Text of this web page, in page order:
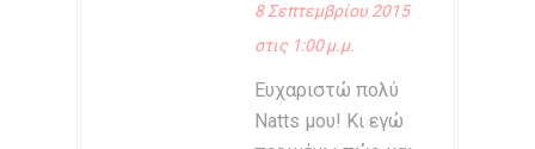
8 Σεπτεμβρίου 2015
στις 1:00 μ.μ.
Ευχαριστώ πολύ
Natts μου! Κι εγώ